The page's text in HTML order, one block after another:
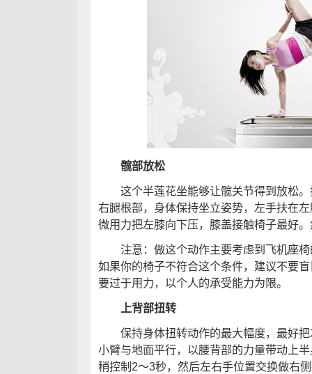
髋部放松
这个半莲花坐能够让髋关节得到放松。
右腿根部，身体保持坐立姿势，左手扶在
微用力把左膝向下压，膝盖接触椅子最好
注意：做这个动作主要考虑到飞机座椅
如果你的椅子不符合这个条件，建议不要
要过于用力，以个人的承受能力为限。
上背部扭转
保持身体扭转动作的最大幅度，最好把
小臂与地面平行，以腰背部的力量带动上
稍控制2～3秒，然后左右手位置交换做右